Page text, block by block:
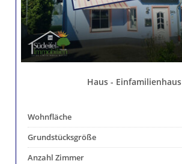
Haus - Einfamilienhaus
Wohnfläche
Grundstücksgröße
Anzahl Zimmer